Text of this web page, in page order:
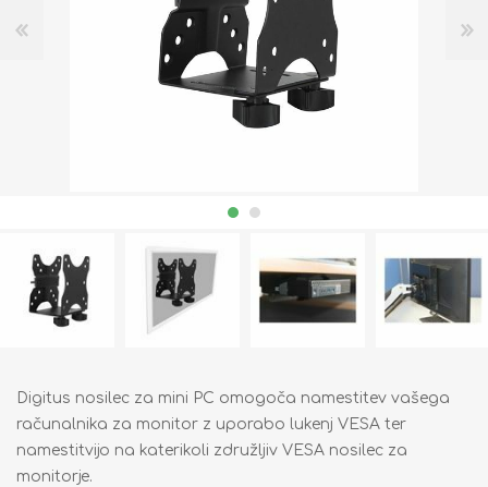
Digitus nosilec za mini PC omogoča namestitev vašega
računalnika za monitor z uporabo lukenj VESA ter
namestitvijo na katerikoli združljiv VESA nosilec za
monitorje.